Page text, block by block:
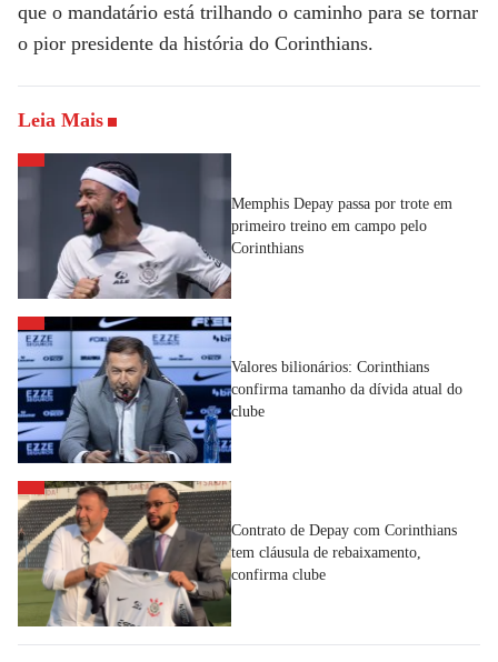
que o mandatário está trilhando o caminho para se tornar
o pior presidente da história do Corinthians.
Leia Mais
Memphis Depay passa por trote em
primeiro treino em campo pelo
Corinthians
Valores bilionários: Corinthians
confirma tamanho da dívida atual do
clube
Contrato de Depay com Corinthians
tem cláusula de rebaixamento,
confirma clube